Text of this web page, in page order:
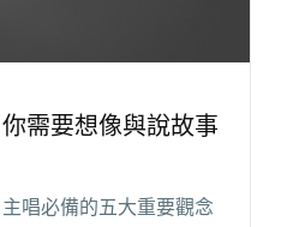
需要想像與說故事
唱必備的五大重要觀念